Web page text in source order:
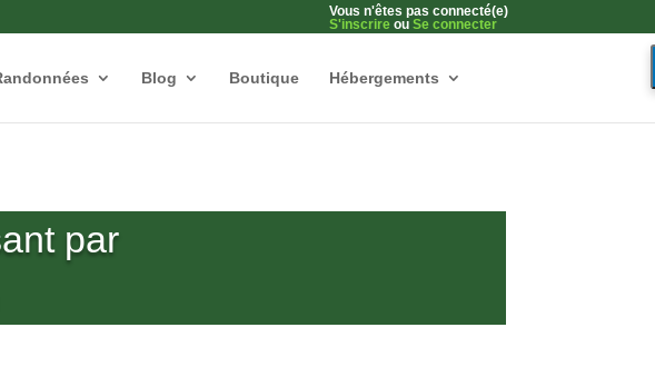
Vous n'êtes pas connecté(e)
S'inscrire ou Se connecter
Blog Boutique Hébergements
par